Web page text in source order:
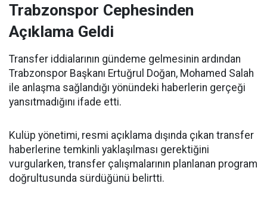
Trabzonspor Cephesinden
Açıklama Geldi
Transfer iddialarının gündeme gelmesinin ardından
Trabzonspor Başkanı Ertuğrul Doğan, Mohamed Salah
ile anlaşma sağlandığı yönündeki haberlerin gerçeği
yansıtmadığını ifade etti.
Kulüp yönetimi, resmi açıklama dışında çıkan transfer
haberlerine temkinli yaklaşılması gerektiğini
vurgularken, transfer çalışmalarının planlanan program
doğrultusunda sürdüğünü belirtti.